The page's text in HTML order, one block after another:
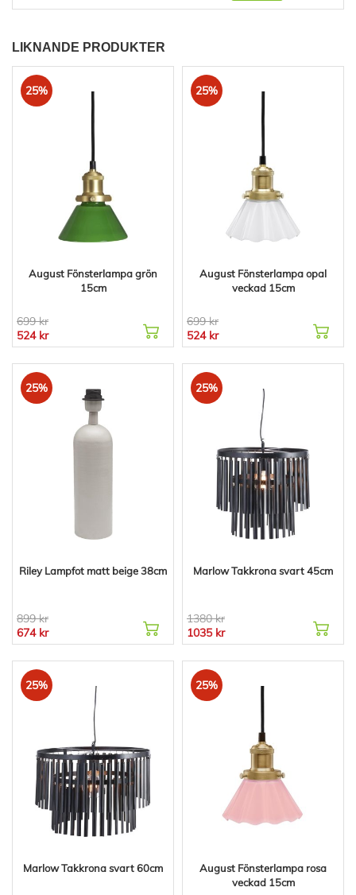
LIKNANDE PRODUKTER
25%
August Fönsterlampa grön
15cm
699 kr
524 kr
25%
August Fönsterlampa opal
veckad 15cm
699 kr
524 kr
25%
Riley Lampfot matt beige 38cm
899 kr
674 kr
25%
Marlow Takkrona svart 45cm
1380 kr
1035 kr
25%
Marlow Takkrona svart 60cm
25%
August Fönsterlampa rosa
veckad 15cm